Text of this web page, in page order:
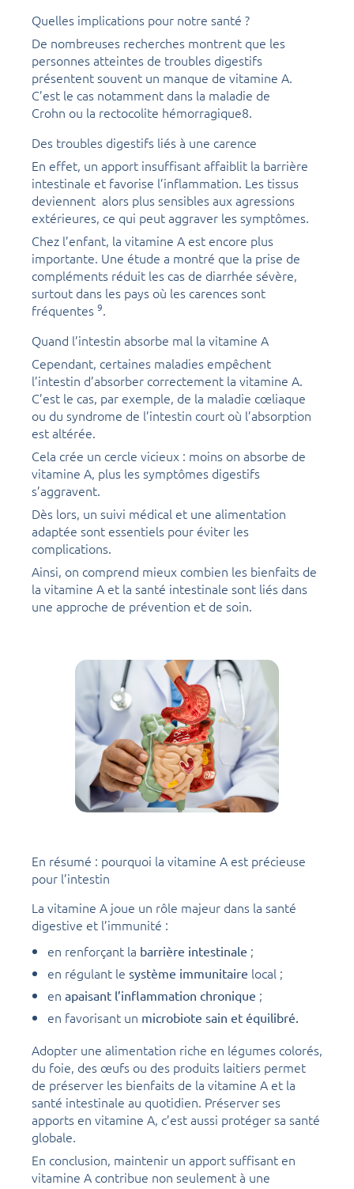
Quelles implications pour notre santé ?
De nombreuses recherches montrent que les
personnes atteintes de troubles digestifs
présentent souvent un manque de vitamine A.
C’est le cas notamment dans la maladie de
Crohn ou la rectocolite hémorragique8.
Des troubles digestifs liés à une carence
En effet, un apport insuffisant affaiblit la barrière
intestinale et favorise l’inflammation. Les tissus
deviennent alors plus sensibles aux agressions
extérieures, ce qui peut aggraver les symptômes.
Chez l’enfant, la vitamine A est encore plus
importante. Une étude a montré que la prise de
compléments réduit les cas de diarrhée sévère,
surtout dans les pays où les carences sont
fréquentes 9.
Quand l’intestin absorbe mal la vitamine A
Cependant, certaines maladies empêchent
l’intestin d’absorber correctement la vitamine A.
C’est le cas, par exemple, de la maladie cœliaque
ou du syndrome de l’intestin court où l’absorption
est altérée.
Cela crée un cercle vicieux : moins on absorbe de
vitamine A, plus les symptômes digestifs
s’aggravent.
Dès lors, un suivi médical et une alimentation
adaptée sont essentiels pour éviter les
complications.
Ainsi, on comprend mieux combien les bienfaits de
la vitamine A et la santé intestinale sont liés dans
une approche de prévention et de soin.
En résumé : pourquoi la vitamine A est précieuse
pour l’intestin
La vitamine A joue un rôle majeur dans la santé
digestive et l’immunité :
en renforçant la barrière intestinale ;
en régulant le système immunitaire local ;
en apaisant l’inflammation chronique ;
en favorisant un microbiote sain et équilibré.
Adopter une alimentation riche en légumes colorés,
du foie, des œufs ou des produits laitiers permet
de préserver les bienfaits de la vitamine A et la
santé intestinale au quotidien. Préserver ses
apports en vitamine A, c’est aussi protéger sa santé
globale.
En conclusion, maintenir un apport suffisant en
vitamine A contribue non seulement à une